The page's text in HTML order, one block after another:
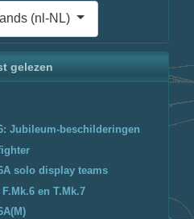
(nl-NL)
gelezen
Jubileum-beschilderingen
solo display teams
en T.Mk.7